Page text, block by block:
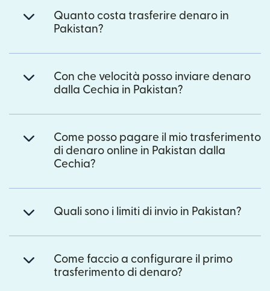
Quanto costa trasferire denaro in
Pakistan?
Con che velocità posso inviare denaro
dalla Cechia in Pakistan?
Come posso pagare il mio trasferimento
di denaro online in Pakistan dalla
Cechia?
Quali sono i limiti di invio in Pakistan?
Come faccio a configurare il primo
trasferimento di denaro?